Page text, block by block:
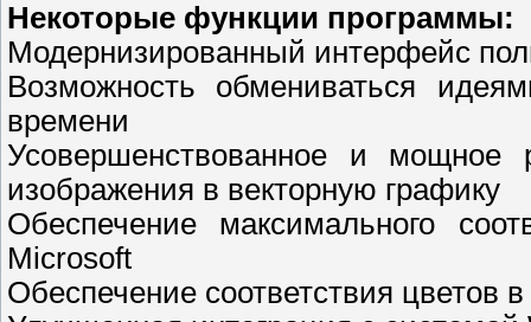
Некоторые функции программы:
Модернизированный интерфейс
Возможность обмениваться
времени
Усовершенствованное и мощное
изображения в векторную графику
Обеспечение максимального
Microsoft
Обеспечение соответствия цветов